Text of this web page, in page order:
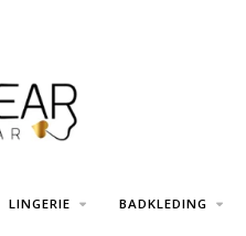
LINGERIE BADKLEDING